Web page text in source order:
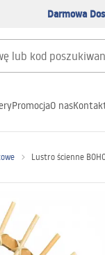
Darmowa
PromocjaO nas
Lustro ścienne